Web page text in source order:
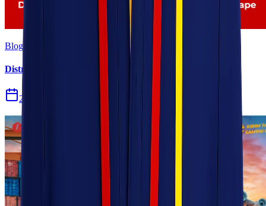
Blog
Distribusi Pengiriman Rokok Elektronik atau Vape
29 Jul 2026